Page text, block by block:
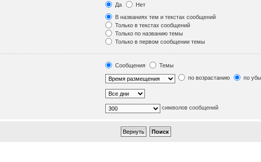
Да
Нет
В названиях тем и текстах сообщений
Только в текстах сообщений
Только по названию темы
Только в первом сообщении темы
Сообщения
Темы
по возрастанию по
символов сообщений